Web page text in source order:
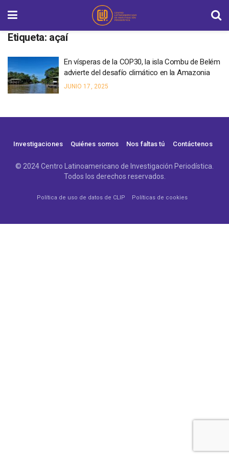
Etiqueta: açaí
En vísperas de la COP30, la isla Combu de Belém
advierte del desafío climático en la Amazonia
JUNIO 17, 2025
Investigaciones Quiénes somos Nos faltas tú Contáctenos
© 2024 Centro Latinoamericano de Investigación Periodística.
Todos los derechos reservados.
Política de uso de datos de CLIP Políticas de cookies